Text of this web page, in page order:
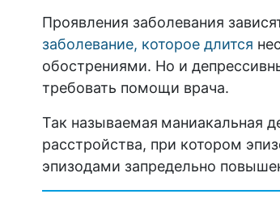
Проявления заболевания
заболевание, которое длится
обострениями. Но и
требовать помощи врача.
Так называемая маниакальная
расстройства, при котором
эпизодами запредельно